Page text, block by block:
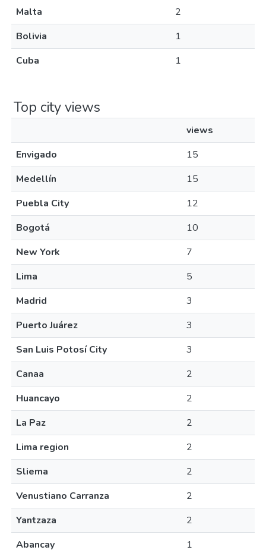
Malta
2
Bolivia
1
Cuba
1
Top city views
views
Envigado
15
Medellín
15
Puebla City
12
Bogotá
10
New York
7
Lima
5
Madrid
3
Puerto Juárez
3
San Luis Potosí City
3
Canaa
2
Huancayo
2
La Paz
2
Lima region
2
Sliema
2
Venustiano Carranza
2
Yantzaza
2
Abancay
1